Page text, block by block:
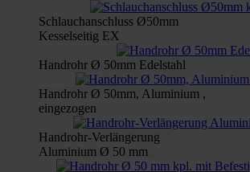
Schlauchanschluss Ø50mm
Kesselseitig EX
Handrohr Ø 50mm Edelstahl
Handrohr Ø 50mm, Aluminium ,
eingezogen
Handrohr-Verlängerung
Aluminium Ø 50 mm